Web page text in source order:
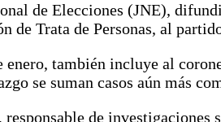
de Elecciones (JNE),
Trata de Personas, al
también incluye al
se suman casos aún más
de